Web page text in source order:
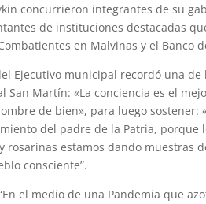
r
e
s
o
k
concurrieron integrantes de su
de instituciones destacadas
en Malvinas y el Banco
Ejecutivo municipal recordó una de
San Martín: «La conciencia es el
de bien», para luego sostener:
del padre de la Patria, porque
rosarinas estamos dando muestras
consciente”.
el medio de una Pandemia que